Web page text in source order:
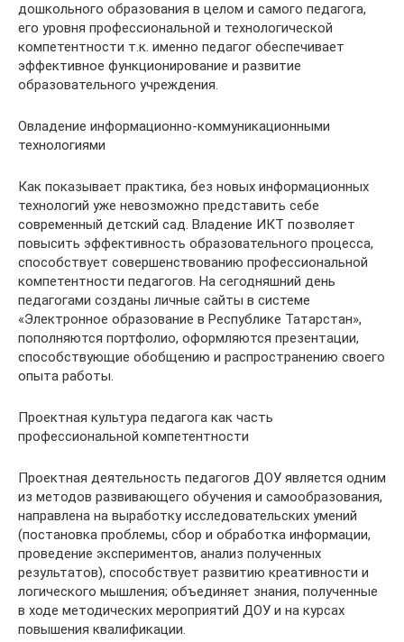
дошкольного образования в целом и самого педагога,
его уровня профессиональной и технологической
компетентности т.к. именно педагог обеспечивает
эффективное функционирование и развитие
образовательного учреждения.
Овладение информационно-коммуникационными
технологиями
Как показывает практика, без новых информационных
технологий уже невозможно представить себе
современный детский сад. Владение ИКТ позволяет
повысить эффективность образовательного процесса,
способствует совершенствованию профессиональной
компетентности педагогов. На сегодняшний день
педагогами созданы личные сайты в системе
«Электронное образование в Республике Татарстан»,
пополняются портфолио, оформляются презентации,
способствующие обобщению и распространению своего
опыта работы.
Проектная культура педагога как часть
профессиональной компетентности
Проектная деятельность педагогов ДОУ является одним
из методов развивающего обучения и самообразования,
направлена на выработку исследовательских умений
(постановка проблемы, сбор и обработка информации,
проведение экспериментов, анализ полученных
результатов), способствует развитию креативности и
логического мышления; объединяет знания, полученные
в ходе методических мероприятий ДОУ и на курсах
повышения квалификации.